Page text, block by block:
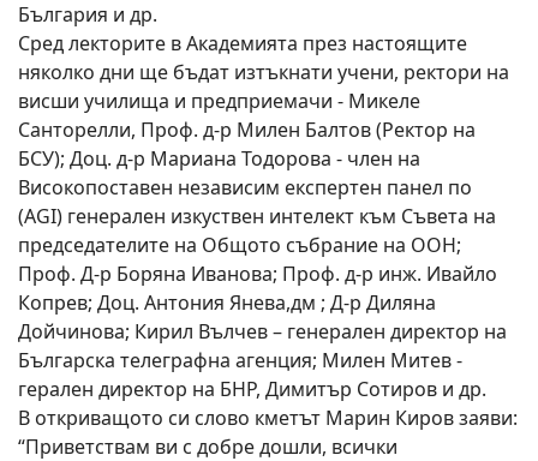
България и др.
Сред лекторите в Академията през настоящите
няколко дни ще бъдат изтъкнати учени, ректори на
висши училища и предприемачи - Микеле
Санторелли, Проф. д-р Милен Балтов (Ректор на
БСУ); Доц. д-р Мариана Тодорова - член на
Високопоставен независим експертен панел по
(AGI) генерален изкуствен интелект към Съвета на
председателите на Общото събрание на ООН;
Проф. Д-р Боряна Иванова; Проф. д-р инж. Ивайло
Копрев; Доц. Антония Янева,дм ; Д-р Диляна
Дойчинова; Кирил Вълчев – генерален директор на
Българска телеграфна агенция; Милен Митев -
герален директор на БНР, Димитър Сотиров и др.
В откриващото си слово кметът Марин Киров заяви:
“Приветствам ви с добре дошли, всички